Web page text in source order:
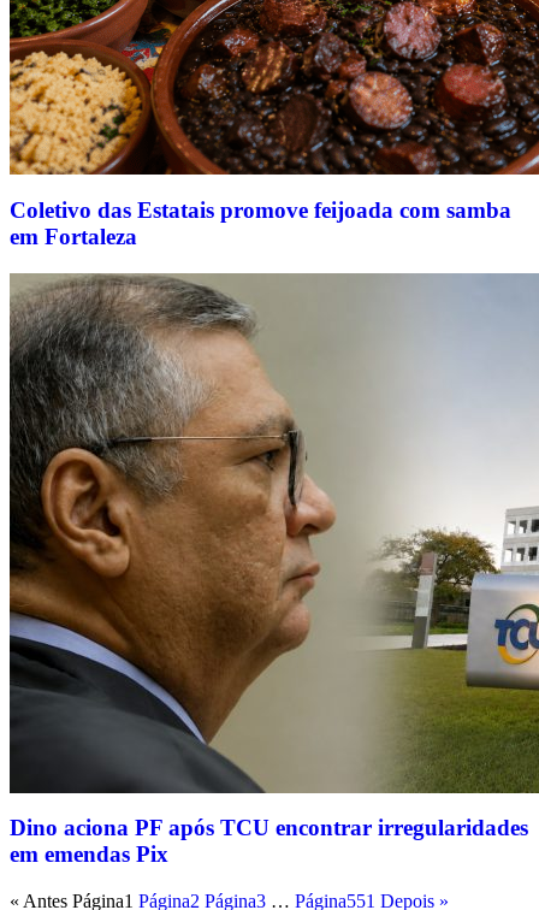
Coletivo das Estatais promove feijoada com samba
em Fortaleza
Dino aciona PF após TCU encontrar irregularidades
em emendas Pix
« Antes Página1 Página2 Página3 … Página551 Depois »